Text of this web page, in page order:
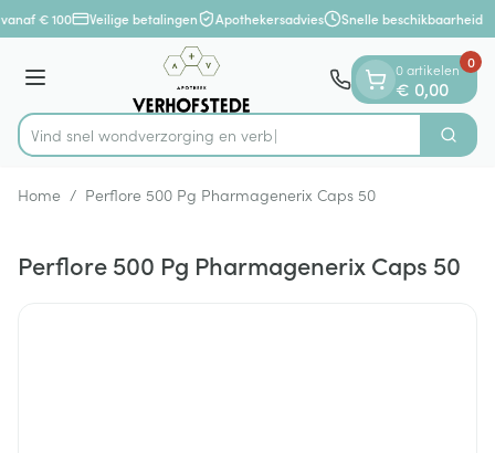
Ga naar de inhoud
1 van 1
€ 100 Veilige betalingen Apothekersadvies Snelle beschikbaarheid
Menu
Product, merk, categorie...
Vind snel wondverzorging Zoek
0 artikelen
€ 0,00
0
Home / Perflore 500 Pg Pharmagenerix Caps 50
Perflore 500 Pg Pharmagenerix Caps 50